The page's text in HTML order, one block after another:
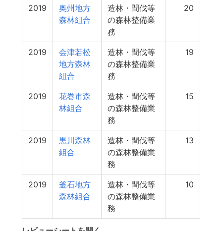
2019
奥州地方
森林組合
造林・間伐等
の森林整備業
務
20
2019
会津若松
地方森林
組合
造林・間伐等
の森林整備業
務
19
2019
花巻市森
林組合
造林・間伐等
の森林整備業
務
15
2019
黒川森林
組合
造林・間伐等
の森林整備業
務
13
2019
釜石地方
森林組合
造林・間伐等
の森林整備業
務
10